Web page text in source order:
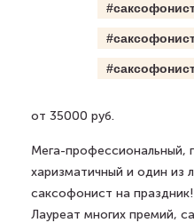
от 35000 руб.
Мега-профессиональный,
харизматичный и один из
саксофонист на
Лауреат многих премий,